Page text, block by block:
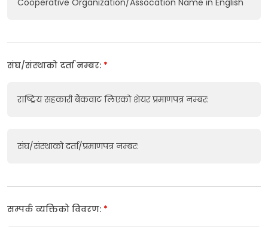
संघ/संस्थाको दर्ता नम्बर: *
राष्ट्रिय सहकारी बैंकवाट लिएको शेयर प्रमाणपत्र नम्बर:
संघ/संस्थाको दर्ता/प्रमाणपत्र नम्बर:
सम्पर्क व्यक्तिको विवरण: *